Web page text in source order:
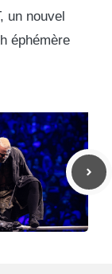
un nouvel
éphémère